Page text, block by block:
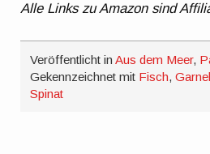
Alle Links zu Amazon sind
Veröffentlicht inAus dem Meer,
Gekennzeichnet mit Fisch,
Spinat